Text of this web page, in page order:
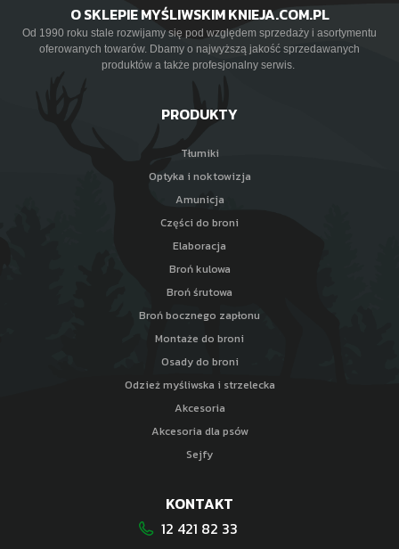
O SKLEPIE MYŚLIWSKIM KNIEJA.COM.PL
Od 1990 roku stale rozwijamy się pod względem sprzedaży i asortymentu
oferowanych towarów. Dbamy o najwyższą jakość sprzedawanych
produktów a także profesjonalny serwis.
PRODUKTY
Tłumiki
Optyka i noktowizja
Amunicja
Części do broni
Elaboracja
Broń kulowa
Broń śrutowa
Broń bocznego zapłonu
Montaże do broni
Osady do broni
Odzież myśliwska i strzelecka
Akcesoria
Akcesoria dla psów
Sejfy
KONTAKT
12 421 82 33